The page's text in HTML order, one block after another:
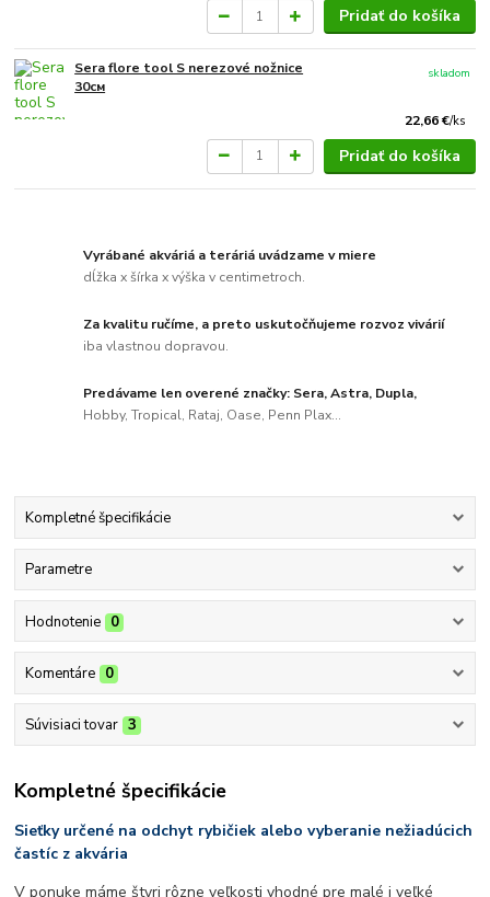
Pridať do košíka
Sera flore tool S nerezové nožnice
30см
22,66 €/ks
skladom
Pridať do košíka
Vyrábané akváriá a teráriá uvádzame v miere
dĺžka x šírka x výška v centimetroch.
Za kvalitu ručíme, a preto uskutočňujeme rozvoz vivárií
iba vlastnou dopravou.
Predávame len overené značky: Sera, Astra, Dupla,
Hobby, Tropical, Rataj, Oase, Penn Plax...
Kompletné špecifikácie
Parametre
Hodnotenie 0
Komentáre 0
Súvisiaci tovar 3
Kompletné špecifikácie
Sieťky určené na odchyt rybičiek alebo vyberanie nežiadúcich
častíc z akvária
V ponuke máme štyri rôzne veľkosti vhodné pre malé i veľké